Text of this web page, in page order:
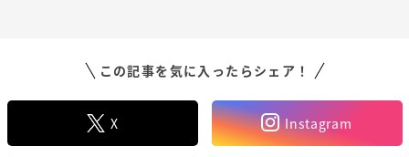
この記事を気に入ったらシェア！
X Instagram